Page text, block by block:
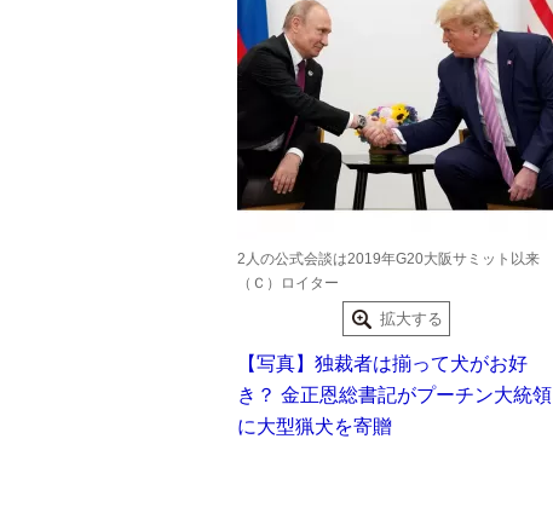
2人の公式会談は2019年G20大阪サミット以来
（Ｃ）ロイター
拡大する
【写真】独裁者は揃って犬がお好
き？ 金正恩総書記がプーチン大統領
に大型猟犬を寄贈